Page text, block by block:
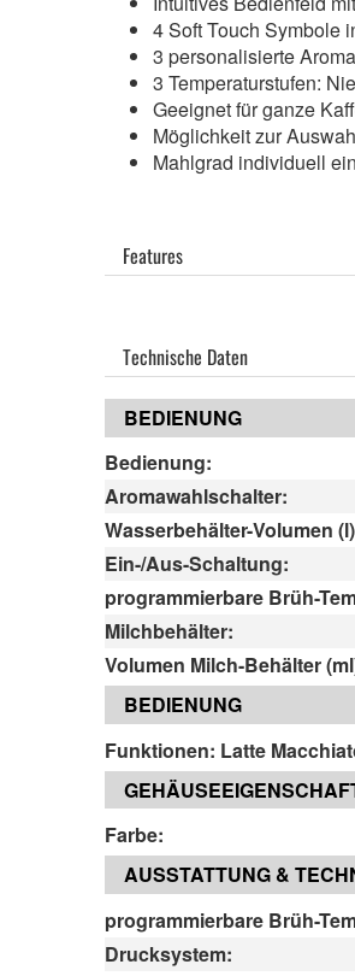
4 Soft Touch Symbole
3 personalisierte
3 Temperaturstufen:
Geeignet für ganze
Möglichkeit zur
Mahlgrad individuell
Features
Technische Daten
BEDIENUNG
Bedienung:
Aromawahlschalter:
Wasserbehälter-Volumen
Ein-/Aus-Schaltung:
programmierbare Brüh-
Milchbehälter:
Volumen Milch-Behälter
BEDIENUNG
Funktionen: Latte
Farbe:
AUSSTATTUNG &
programmierbare Brüh-
Drucksystem: